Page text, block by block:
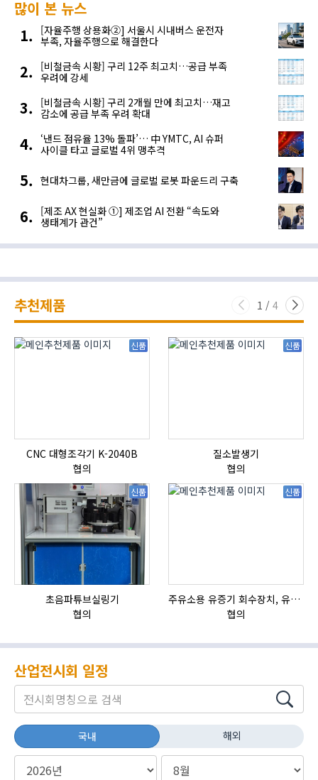
많이 본 뉴스
[자율주행 상용화②] 서울시 시내버스 운전자
부족, 자율주행으로 해결한다
[비철금속 시황] 구리 12주 최고치…공급 부족
우려에 강세
[비철금속 시황] 구리 2개월 만에 최고치…재고
감소에 공급 부족 우려 확대
‘낸드 점유율 13% 돌파’… 中 YMTC, AI 슈퍼
사이클 타고 글로벌 4위 맹추격
현대차그룹, 새만금에 글로벌 로봇 파운드리 구축
[제조 AX 현실화 ①] 제조업 AI 전환 “속도와
생태계가 관건”
추천제품 1 / 4
신품
CNC 대형조각기 K-2040B
협의
신품
질소발생기
협의
신품
초음파튜브실링기
협의
신품
주유소용 유증기 회수장치, 유증기 회수장치, 방폭형, 방폭형 유증기 회수장치
협의
산업전시회 일정
국내 해외